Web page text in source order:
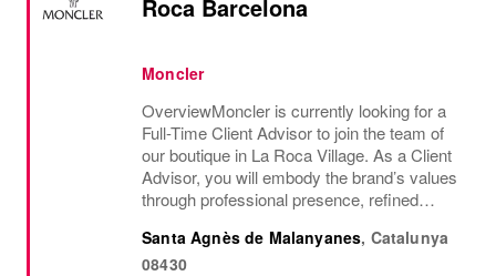
Roca Barcelona
Moncler
OverviewMoncler is currently looking for a
Full-Time Client Advisor to join the team of
our boutique in La Roca Village. As a Client
Advisor, you will embody the brand’s values
through professional presence, refined
delivering exceptional client experiences....
Santa Agnès de Malanyanes, Catalunya
08430